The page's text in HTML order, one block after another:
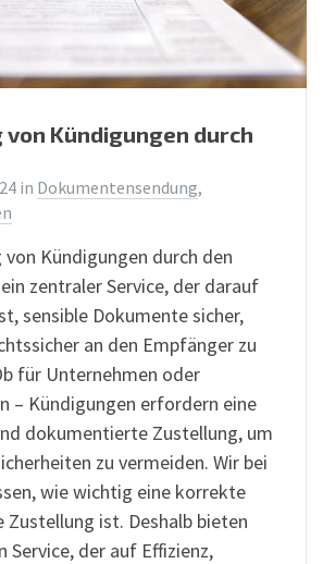
Kündigungen durch
in Dokumentensendung,
von Kündigungen durch den
zentraler Service, der darauf
sensible Dokumente sicher,
an den Empfänger zu
für Unternehmen oder
– Kündigungen erfordern eine
dokumentierte Zustellung, um
zu vermeiden. Wir bei
wie wichtig eine korrekte
Zustellung ist. Deshalb bieten
Service, der auf Effizienz,